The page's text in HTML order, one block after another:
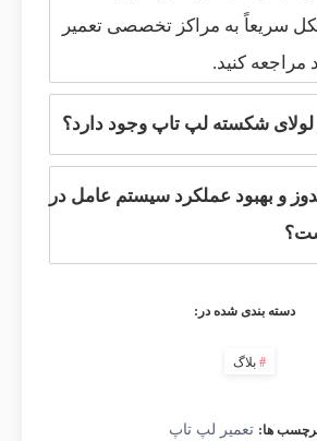
سریعاً به مراکز تخصصی تعمیر
کنید.
لولای شکسته لپ تاپ وجود دارد؟
و بهبود عملکرد سیستم عامل در
دسته بندی شده در:
بلاگ
ها: تعمیر لپ تاپ